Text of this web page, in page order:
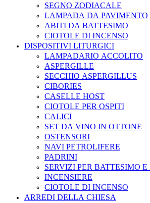
SEGNO ZODIACALE
LAMPADA DA PAVIMENTO
ABITI DA BATTESIMO
CIOTOLE DI INCENSO
DISPOSITIVI LITURGICI
LAMPADARIO ACCOLITO
ASPERGILLE
SECCHIO ASPERGILLUS
CIBORIES
CASELLE HOST
CIOTOLE PER OSPITI
CALICI
SET DA VINO IN OTTONE
OSTENSORI
NAVI PETROLIFERE
PADRINI
SERVIZI PER BATTESIMO
INCENSIERE
CIOTOLE DI INCENSO
ARREDI DELLA CHIESA